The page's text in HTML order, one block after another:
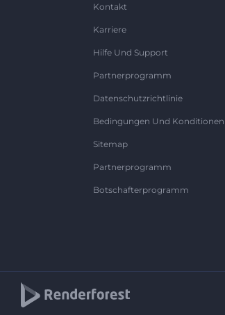
Kontakt
Karriere
Hilfe Und Support
Partnerprogramm
Datenschutzrichtlinie
Bedingungen Und Konditionen
Sitemap
Partnerprogramm
Botschafterprogramm